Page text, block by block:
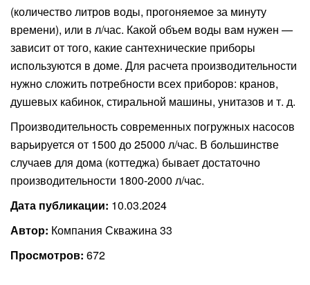
(количество литров воды, прогоняемое за минуту
времени), или в л/час. Какой объем воды вам нужен —
зависит от того, какие сантехнические приборы
используются в доме. Для расчета производительности
нужно сложить потребности всех приборов: кранов,
душевых кабинок, стиральной машины, унитазов и т. д.
Производительность современных погружных насосов
варьируется от 1500 до 25000 л/час. В большинстве
случаев для дома (коттеджа) бывает достаточно
производительности 1800-2000 л/час.
Дата публикации: 10.03.2024
Автор: Компания Скважина 33
Просмотров: 672